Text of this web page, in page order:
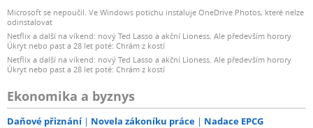
Microsoft se nepoučil. Ve Windows potichu instaluje OneDrive Photos, které nelze
odinstalovat
Netflix a další na víkend: nový Ted Lasso a akční Lioness. Ale především horory
Úkryt nebo past a 28 let poté: Chrám z kostí
Netflix a další na víkend: nový Ted Lasso a akční Lioness. Ale především horory
Úkryt nebo past a 28 let poté: Chrám z kostí
Ekonomika a byznys
Daňové přiznání Novela zákoníku práce Nadace EPCG